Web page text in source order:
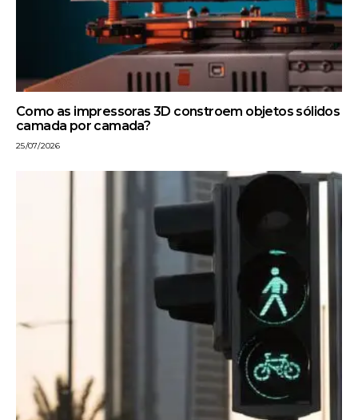
Como as impressoras 3D constroem objetos sólidos
camada por camada?
25/07/2026